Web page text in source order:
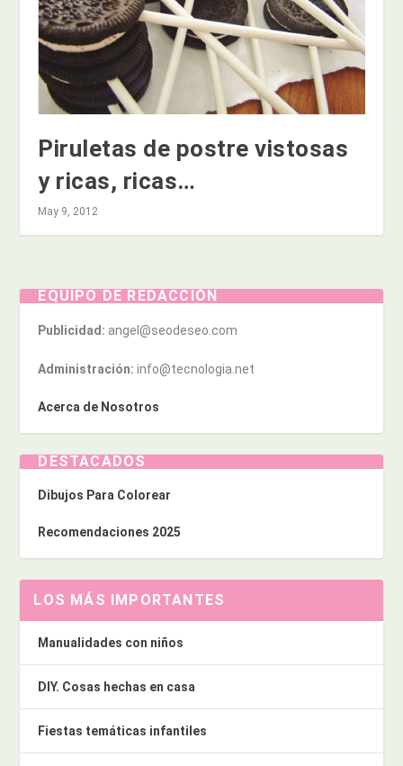
Piruletas de postre vistosas
y ricas, ricas…
May 9, 2012
EQUIPO DE REDACCIÓN
Publicidad: angel@seodeseo.com
Administración: info@tecnologia.net
Acerca de Nosotros
DESTACADOS
Dibujos Para Colorear
Recomendaciones 2025
LOS MÁS IMPORTANTES
Manualidades con niños
DIY. Cosas hechas en casa
Fiestas temáticas infantiles